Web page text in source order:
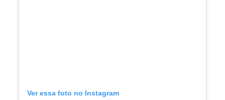
Ver essa foto no Instagram